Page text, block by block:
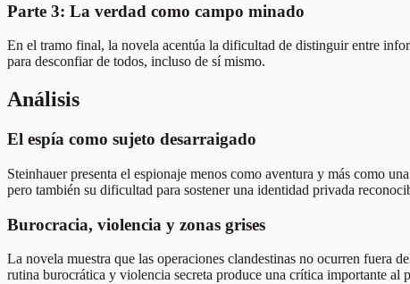
Parte 3: La verdad como campo minado
En el tramo final, la novela acentúa la dificultad de distinguir entre
para desconfiar de todos, incluso de sí mismo.
Análisis
El espía como sujeto desarraigado
Steinhauer presenta el espionaje menos como aventura y más como
pero también su dificultad para sostener una identidad privada
Burocracia, violencia y zonas grises
La novela muestra que las operaciones clandestinas no ocurren fuera
rutina burocrática y violencia secreta produce una crítica importante al